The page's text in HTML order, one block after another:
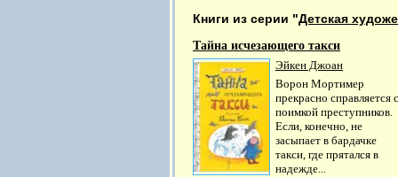
Книги из серии "Детская
Тайна исчезающего такси
Эйкен Джоан
Ворон Мортимер
прекрасно справляется с
поимкой преступников.
Если, конечно, не
засыпает в бардачке
такси, где прятался в
надежде...